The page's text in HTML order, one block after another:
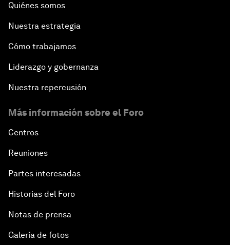
Quiénes somos
Nuestra estrategia
Cómo trabajamos
Liderazgo y gobernanza
Nuestra repercusión
Más información sobre el Foro
Centros
Reuniones
Partes interesadas
Historias del Foro
Notas de prensa
Galería de fotos